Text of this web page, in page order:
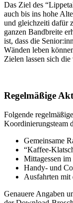
Das Ziel des
auch bis ins hohe
und gleichzeiti dafür
ganzen Bandbreite
ist, dass die
Wänden leben
Zielen lassen sich
Regelmäßige
Folgende
Koordinierungsteam
Gemeinsame
“Kaffee-
Mittagessen
Handy- und
Ausfahrten mit
Genauere Angaben